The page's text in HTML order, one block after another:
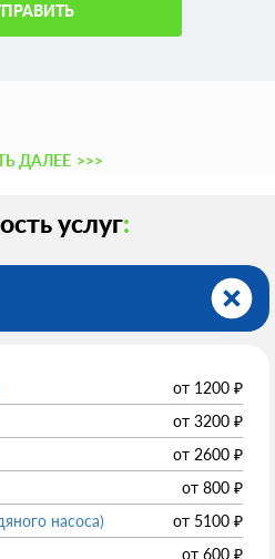
ДАЛЕЕ >>>
услуг:
от 1200 ₽
от 3200 ₽
от 2600 ₽
от 800 ₽
насоса)
от 5100 ₽
от 600 ₽